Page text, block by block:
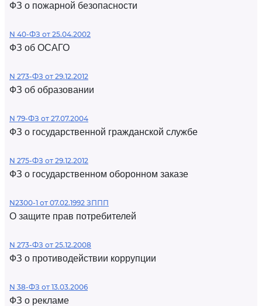
ФЗ о пожарной безопасности
N 40-ФЗ от 25.04.2002
ФЗ об ОСАГО
N 273-ФЗ от 29.12.2012
ФЗ об образовании
N 79-ФЗ от 27.07.2004
ФЗ о государственной гражданской службе
N 275-ФЗ от 29.12.2012
ФЗ о государственном оборонном заказе
N2300-1 от 07.02.1992 ЗППП
О защите прав потребителей
N 273-ФЗ от 25.12.2008
ФЗ о противодействии коррупции
N 38-ФЗ от 13.03.2006
ФЗ о рекламе